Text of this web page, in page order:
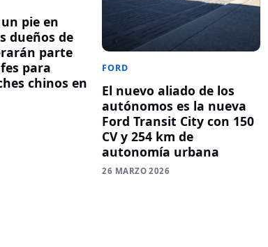
pie en
dueños de
parte
para
chinos en
FORD
El nuevo aliado de los
autónomos es la nueva
Ford Transit City con 150
CV y 254 km de
autonomía urbana
26 MARZO 2026